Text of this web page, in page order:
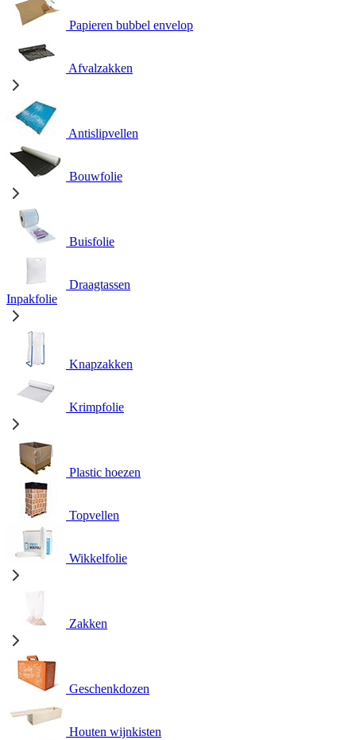
Papieren bubbel envelop
Afvalzakken
Antislipvellen
Bouwfolie
Buisfolie
Draagtassen
Inpakfolie
Knapzakken
Krimpfolie
Plastic hoezen
Topvellen
Wikkelfolie
Zakken
Geschenkdozen
Houten wijnkisten